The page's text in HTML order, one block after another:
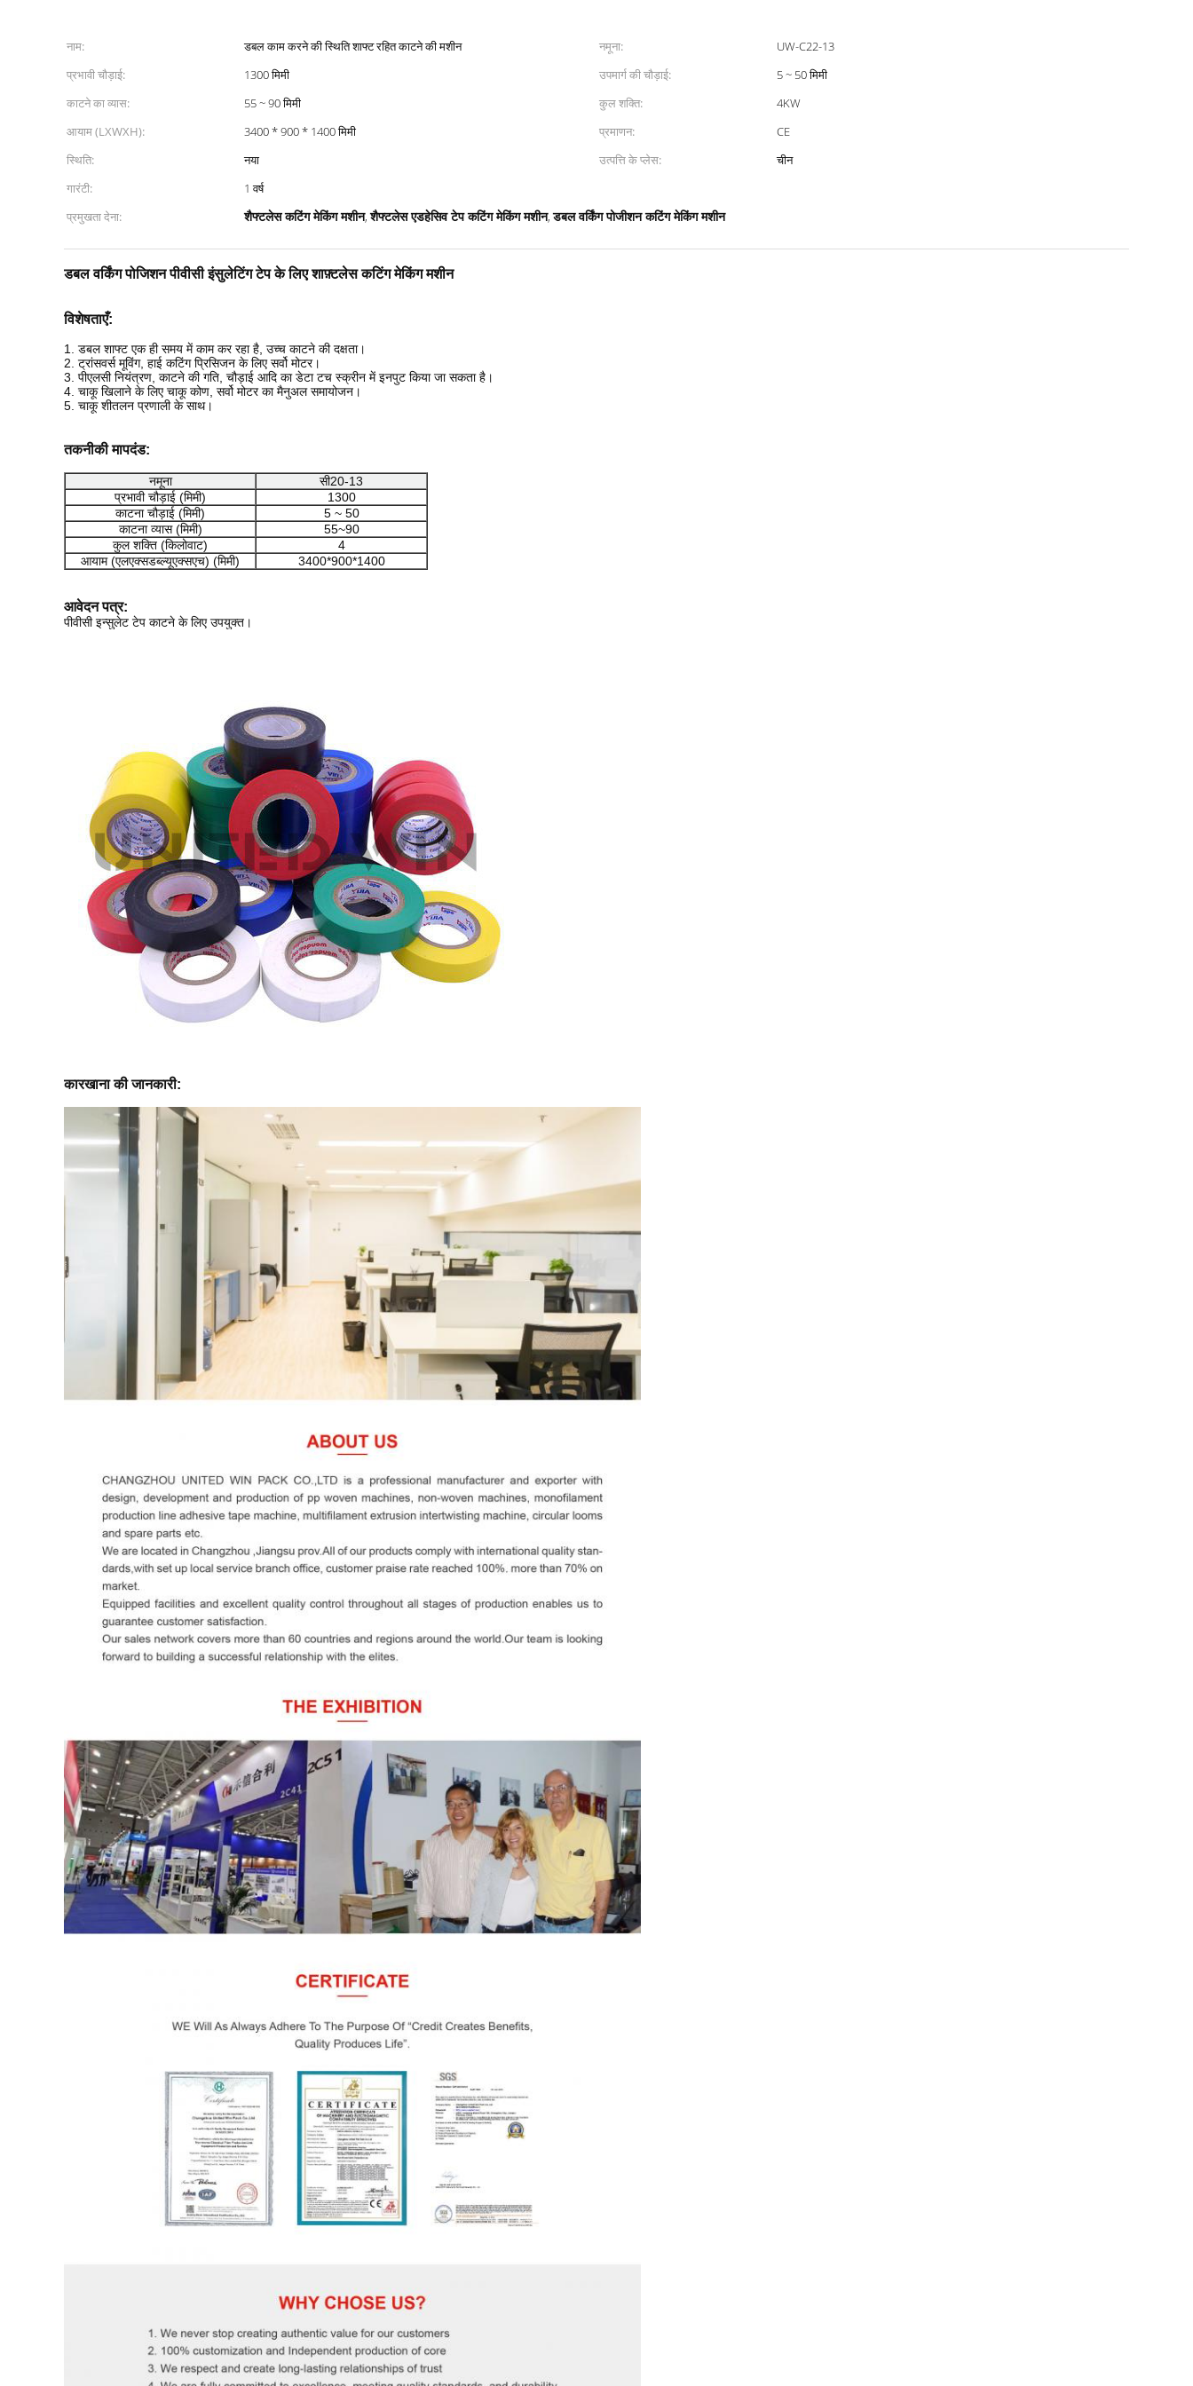
नाम: डबल काम करने की स्थिति शाफ्ट रहित काटने की मशीन नमूना:
UW-C22-13
प्रभावी चौड़ाई:
1300 मिमी उपमार्ग की चौड़ाई:
5 ~ 50 मिमी
काटने का व्यास:
55 ~ 90 मिमी कुल शक्ति:
4KW
आयाम (LXWXH):
3400 * 900 * 1400 मिमी प्रमाणन:
CE
स्थिति:
नया उत्पत्ति के प्लेस:
चीन
गारंटी:
1 वर्ष
प्रमुखता देना:
शैफ्टलेस कटिंग मेकिंग मशीन,शैफ्टलेस एडहेसिव टेप कटिंग मेकिंग मशीन,डबल वर्किंग पोजीशन कटिंग मेकिंग मशीन
डबल वर्किंग पोजिशन पीवीसी इंसुलेटिंग टेप के लिए शाफ़्टलेस कटिंग मेकिंग मशीन
विशेषताएँ:
1. डबल शाफ्ट एक ही समय में काम कर रहा है, उच्च काटने की दक्षता।
2. ट्रांसवर्स मूविंग, हाई कटिंग प्रिसिजन के लिए सर्वो मोटर।
3. पीएलसी नियंत्रण, काटने की गति, चौड़ाई आदि का डेटा टच स्क्रीन में इनपुट किया जा सकता है।
4. चाकू खिलाने के लिए चाकू कोण, सर्वो मोटर का मैनुअल समायोजन।
5. चाकू शीतलन प्रणाली के साथ।
तकनीकी मापदंड:
नमूना
सी20-13
प्रभावी चौड़ाई (मिमी)
1300
काटना चौड़ाई (मिमी)
5 ~ 50
काटना व्यास (मिमी)
55~90
कुल शक्ति (किलोवाट)
4
आयाम (एलएक्सडब्ल्यूएक्सएच) (मिमी)
3400*900*1400
आवेदन पत्र:
पीवीसी इन्सुलेट टेप काटने के लिए उपयुक्त।
कारखाना की जानकारी: